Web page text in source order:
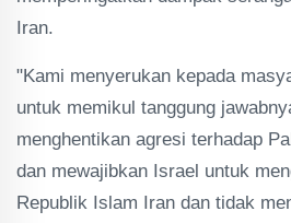
Iran.
"Kami menyerukan kepada
untuk memikul tanggung
menghentikan agresi terhadap
dan mewajibkan Israel untuk
Republik Islam Iran dan tidak